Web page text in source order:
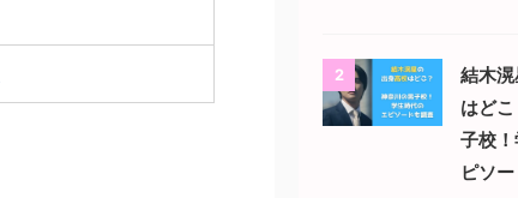
2
結木
はど
子校
ピソ